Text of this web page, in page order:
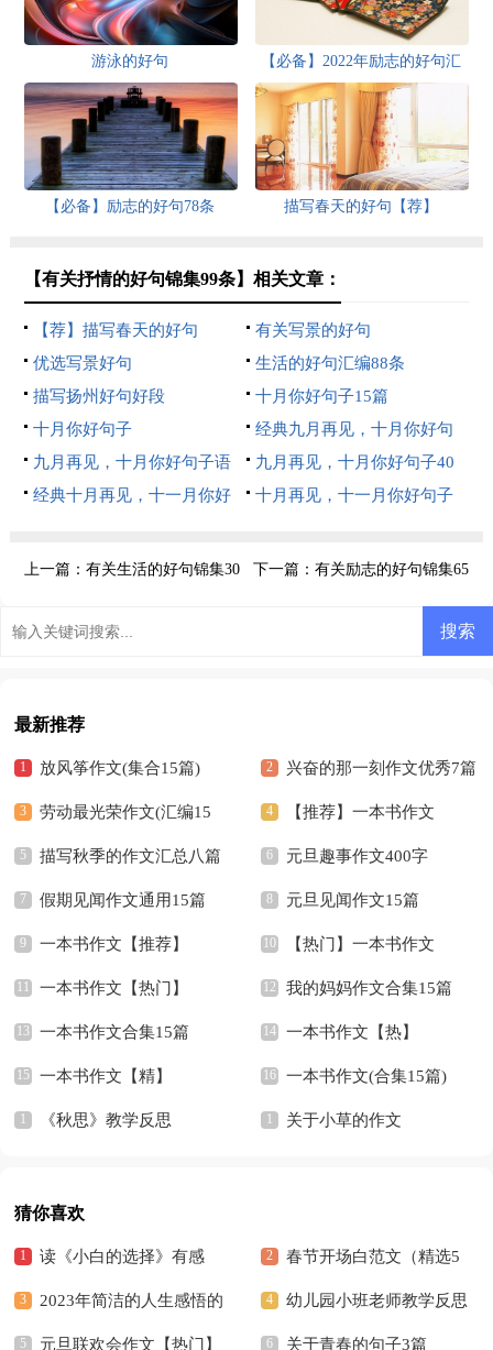
游泳的好句
【必备】2022年励志的好句汇
总68条
【必备】励志的好句78条 描写春天的好句【荐】
【有关抒情的好句锦集99条】相关文章：
【荐】描写春天的好句
有关写景的好句
优选写景好句
生活的好句汇编88条
描写扬州好句好段
十月你好句子15篇
十月你好句子
经典九月再见，十月你好句
子（通用40句）
九月再见，十月你好句子语
录80句精选
九月再见，十月你好句子40
句精选
经典十月再见，十一月你好
十月再见，十一月你好句子
上一篇： 有关生活的好句锦集30 下一篇：有关励志的好句锦集65
条
最新推荐
放风筝作文(集合15篇) 兴奋的那一刻作文优秀7篇
劳动最光荣作文(汇编15
篇)
【推荐】一本书作文
描写秋季的作文汇总八篇 元旦趣事作文400字
假期见闻作文通用15篇 元旦见闻作文15篇
一本书作文【推荐】 【热门】一本书作文
一本书作文【热门】 我的妈妈作文合集15篇
一本书作文合集15篇 一本书作文【热】
一本书作文【精】 一本书作文(合集15篇)
《秋思》教学反思 关于小草的作文
猜你喜欢
读《小白的选择》有感 春节开场白范文（精选5
篇）
2023年简洁的人生感悟的
好句摘录36条
幼儿园小班老师教学反思
元旦联欢会作文【热门】 关于青春的句子3篇